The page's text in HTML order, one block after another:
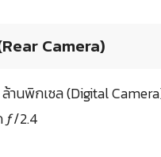
Camera)
านพิกเซล (Digital
ƒ/2.4